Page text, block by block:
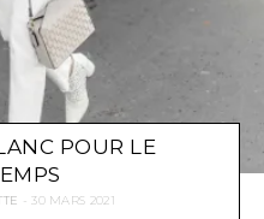
POUR LE
30 MARS 2021